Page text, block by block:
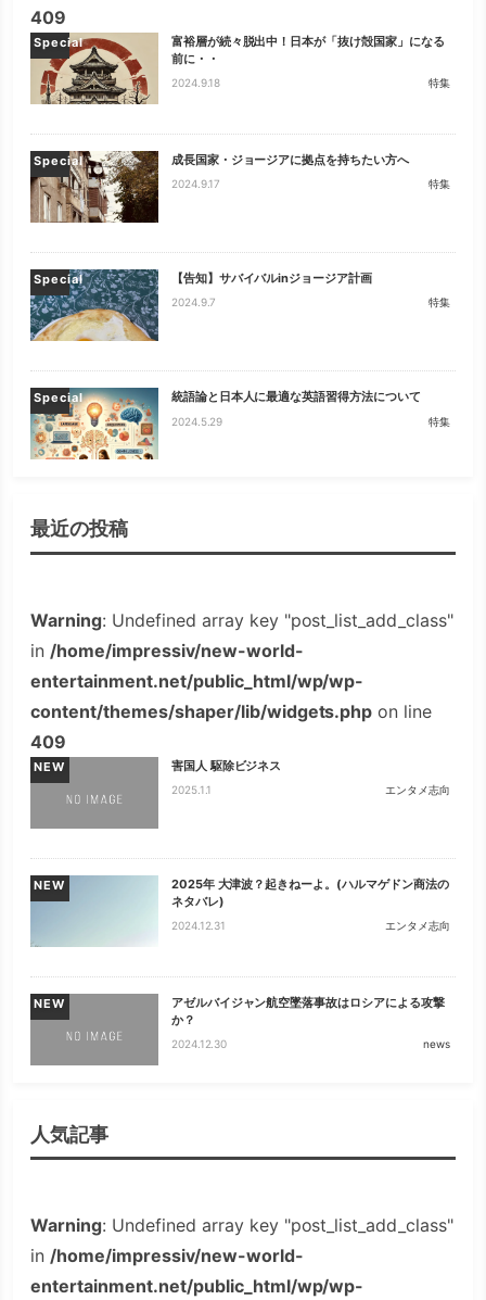
409
Special
富裕層が続々脱出中！日本が「抜け殻国家」になる
前に・・
2024.9.18 特集
Special 成長国家・ジョージアに拠点を持ちたい方へ
2024.9.17 特集
Special 【告知】サバイバルinジョージア計画
2024.9.7 特集
Special 統語論と日本人に最適な英語習得方法について
2024.5.29 特集
最近の投稿
Warning: Undefined array key "post_list_add_class"
in /home/impressiv/new-world-
entertainment.net/public_html/wp/wp-
content/themes/shaper/lib/widgets.php on line
409
NEW 害国人 駆除ビジネス
2025.1.1 エンタメ志向
NEW
2025年 大津波？起きねーよ。(ハルマゲドン商法の
ネタバレ)
2024.12.31 エンタメ志向
NEW
アゼルバイジャン航空墜落事故はロシアによる攻撃
か？
2024.12.30 news
人気記事
Warning: Undefined array key "post_list_add_class"
in /home/impressiv/new-world-
entertainment.net/public_html/wp/wp-